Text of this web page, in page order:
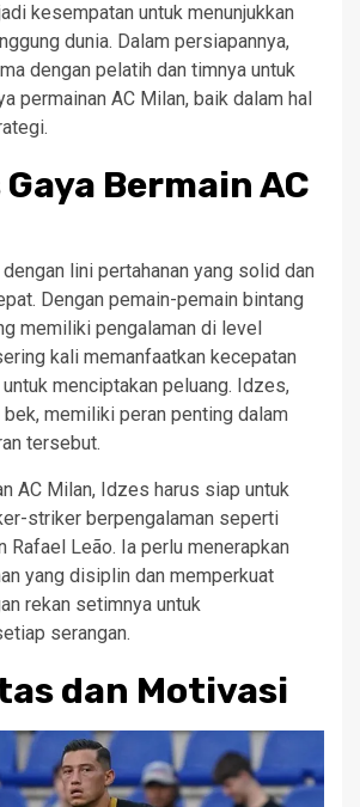
kesempatan untuk menunjukkan
dunia. Dalam persiapannya,
dengan pelatih dan timnya untuk
permainan AC Milan, baik dalam hal
Bermain AC
lini pertahanan yang solid dan
Dengan pemain-pemain bintang
memiliki pengalaman di level
kali memanfaatkan kecepatan
menciptakan peluang. Idzes,
memiliki peran penting dalam
tersebut.
AC Milan, Idzes harus siap untuk
striker berpengalaman seperti
Rafael Leão. Ia perlu menerapkan
yang disiplin dan memperkuat
rekan setimnya untuk
serangan.
dan Motivasi